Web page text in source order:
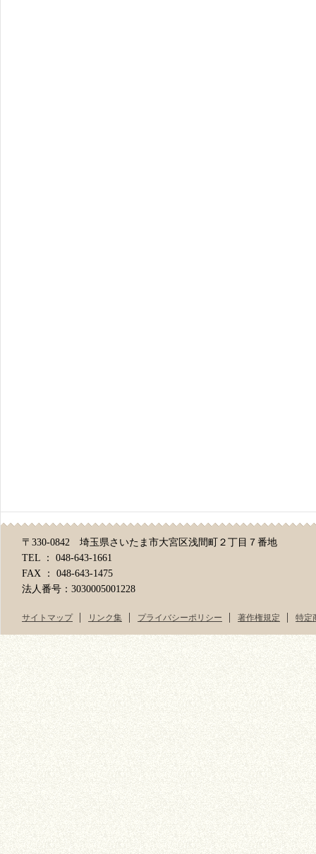
〒330-0842 埼玉県さいたま市大宮区浅間町２丁目７番地
TEL ： 048-643-1661
FAX ： 048-643-1475
法人番号：3030005001228
サイトマップ リンク集 プライバシーポリシー 著作権規定 特定